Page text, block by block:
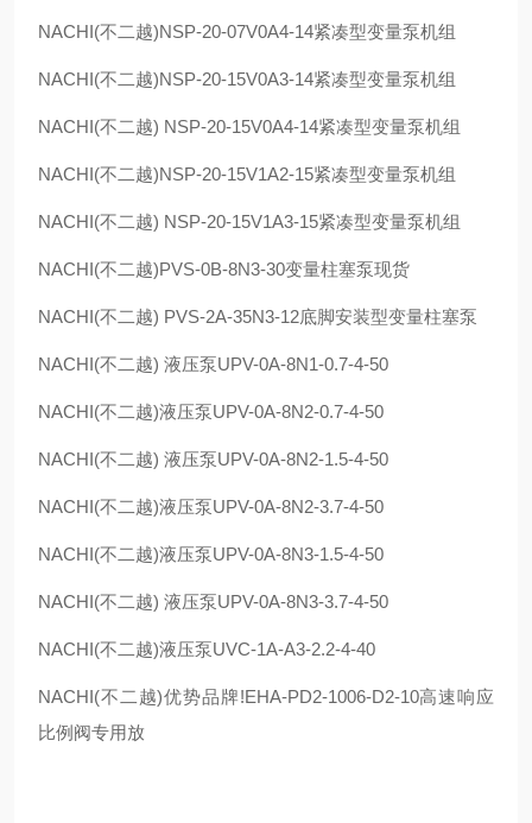
NACHI(不二越)NSP-20-07V0A4-14紧凑型变量泵机组
NACHI(不二越)NSP-20-15V0A3-14紧凑型变量泵机组
NACHI(不二越) NSP-20-15V0A4-14紧凑型变量泵机组
NACHI(不二越)NSP-20-15V1A2-15紧凑型变量泵机组
NACHI(不二越) NSP-20-15V1A3-15紧凑型变量泵机组
NACHI(不二越)PVS-0B-8N3-30变量柱塞泵现货
NACHI(不二越) PVS-2A-35N3-12底脚安装型变量柱塞泵
NACHI(不二越) 液压泵UPV-0A-8N1-0.7-4-50
NACHI(不二越)液压泵UPV-0A-8N2-0.7-4-50
NACHI(不二越) 液压泵UPV-0A-8N2-1.5-4-50
NACHI(不二越)液压泵UPV-0A-8N2-3.7-4-50
NACHI(不二越)液压泵UPV-0A-8N3-1.5-4-50
NACHI(不二越) 液压泵UPV-0A-8N3-3.7-4-50
NACHI(不二越)液压泵UVC-1A-A3-2.2-4-40
NACHI(不二越)优势品牌!EHA-PD2-1006-D2-10高速响应
比例阀专用放